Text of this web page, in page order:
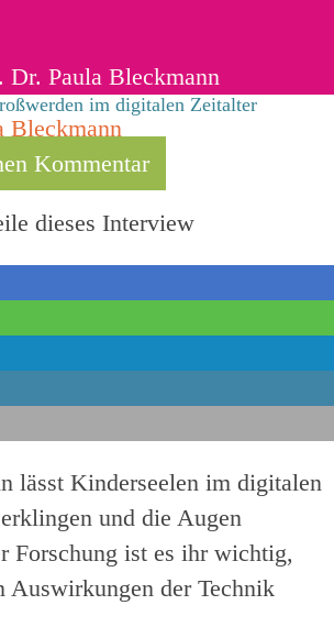
Dr. Paula Bleckmann
im digitalen Zeitalter
Kommentar
dieses Interview
lässt Kinderseelen im digitalen
und die Augen
Forschung ist es ihr wichtig,
Auswirkungen der Technik